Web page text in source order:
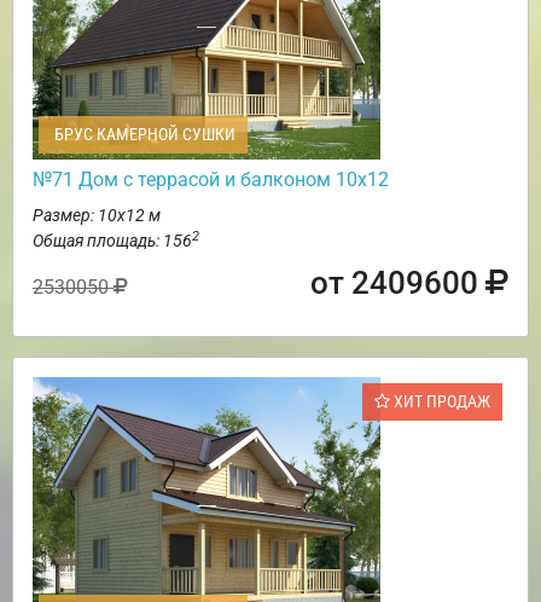
БРУС КАМЕРНОЙ СУШКИ
№71 Дом с террасой и балконом 10х12
Размер: 10х12 м
Общая площадь: 1562
2530050 от 2409600
ХИТ ПРОДАЖ